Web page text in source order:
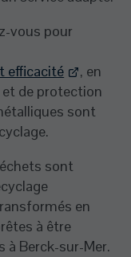
vous pour
efficacité
, en
de protection
sont
sont
en
à être
à Berck-sur-Mer.